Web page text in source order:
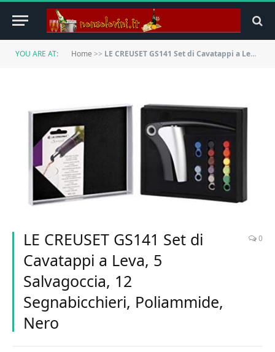
YOU ARE AT: Home >> LE CREUSET GS141 Set di Cavatappi a Leva, 5 Salvagoccia, 12 Segnabicchieri, Poliammide, Nero
LE CREUSET GS141 Set di
Cavatappi a Leva, 5
Salvagoccia, 12
Segnabicchieri, Poliammide,
Nero
0